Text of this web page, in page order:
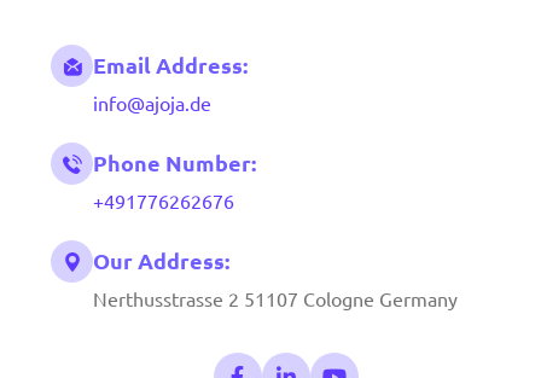
Email Address:
info@ajoja.de
Phone Number:
+491776262676
Our Address:
Nerthusstrasse 2 51107 Cologne Germany